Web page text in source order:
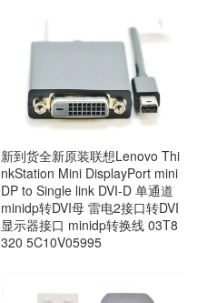
新到货全新原装联想Lenovo Thi
nkStation Mini DisplayPort mini
DP to Single link DVI-D 单通道
minidp转DVI母 雷电2接口转DVI
显示器接口 minidp转换线 03T8
320 5C10V05995